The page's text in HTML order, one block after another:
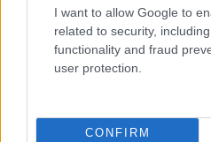
I want to allow Google to
related to security,
functionality and fraud
user protection.
CONFIRM
Incendio nella